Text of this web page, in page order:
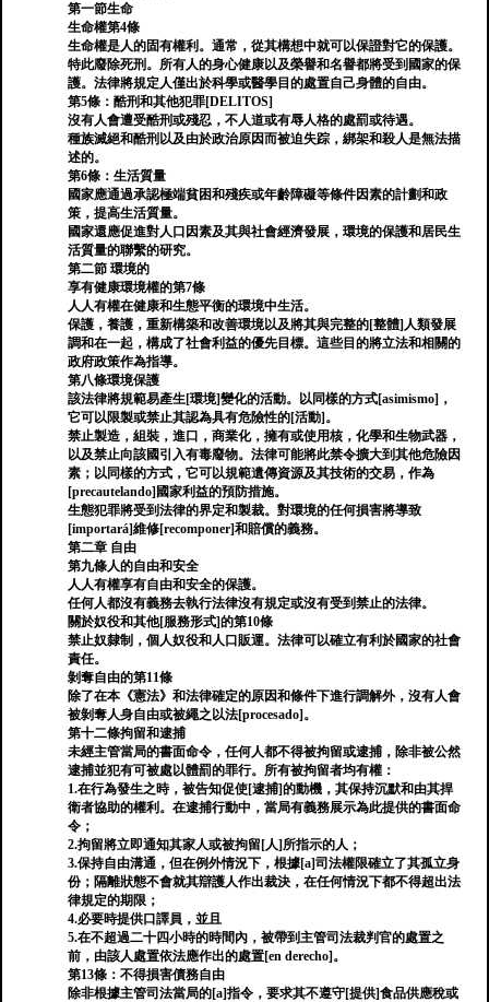
第一節生命
生命權第4條
生命權是人的固有權利。通常，從其構想中就可以保證對它的保護。
特此廢除死刑。所有人的身心健康以及榮譽和名譽都將受到國家的保
護。法律將規定人僅出於科學或醫學目的處置自己身體的自由。
第5條：酷刑和其他犯罪[DELITOS]
沒有人會遭受酷刑或殘忍，不人道或有辱人格的處罰或待遇。
種族滅絕和酷刑以及由於政治原因而被迫失踪，綁架和殺人是無法描
述的。
第6條：生活質量
國家應通過承認極端貧困和殘疾或年齡障礙等條件因素的計劃和政
策，提高生活質量。
國家還應促進對人口因素及其與社會經濟發展，環境的保護和居民生
活質量的聯繫的研究。
第二節 環境的
享有健康環境權的第7條
人人有權在健康和生態平衡的環境中生活。
保護，養護，重新構築和改善環境以及將其與完整的[整體]人類發展
調和在一起，構成了社會利益的優先目標。這些目的將立法和相關的
政府政策作為指導。
第八條環境保護
該法律將規範易產生[環境]變化的活動。以同樣的方式[asimismo]，
它可以限製或禁止其認為具有危險性的[活動]。
禁止製造，組裝，進口，商業化，擁有或使用核，化學和生物武器，
以及禁止向該國引入有毒廢物。法律可能將此禁令擴大到其他危險因
素；以同樣的方式，它可以規範遺傳資源及其技術的交易，作為
[precautelando]國家利益的預防措施。
生態犯罪將受到法律的界定和製裁。對環境的任何損害將導致
[importará]維修[recomponer]和賠償的義務。
第二章 自由
第九條人的自由和安全
人人有權享有自由和安全的保護。
任何人都沒有義務去執行法律沒有規定或沒有受到禁止的法律。
關於奴役和其他[服務形式]的第10條
禁止奴隸制，個人奴役和人口販運。法律可以確立有利於國家的社會
責任。
剝奪自由的第11條
除了在本《憲法》和法律確定的原因和條件下進行調解外，沒有人會
被剝奪人身自由或被繩之以法[procesado]。
第十二條拘留和逮捕
未經主管當局的書面命令，任何人都不得被拘留或逮捕，除非被公然
逮捕並犯有可被處以體罰的罪行。所有被拘留者均有權：
1.在行為發生之時，被告知促使[逮捕]的動機，其保持沉默和由其捍
衛者協助的權利。在逮捕行動中，當局有義務展示為此提供的書面命
令；
2.拘留將立即通知其家人或被拘留[人]所指示的人；
3.保持自由溝通，但在例外情況下，根據[a]司法權限確立了其孤立身
份；隔離狀態不會就其辯護人作出裁決，在任何情況下都不得超出法
律規定的期限；
4.必要時提供口譯員，並且
5.在不超過二十四小時的時間內，被帶到主管司法裁判官的處置之
前，由該人處置依法應作出的處置[en derecho]。
第13條：不得損害債務自由
除非根據主管司法當局的[a]指令，要求其不遵守[提供]食品供應稅或